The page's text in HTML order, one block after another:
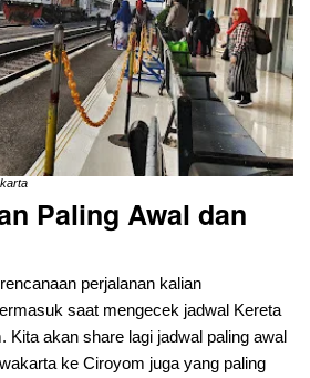
Paling Awal dan
perjalanan kalian
saat mengecek jadwal Kereta
Kita akan share lagi jadwal paling awal
ke Ciroyom juga yang paling